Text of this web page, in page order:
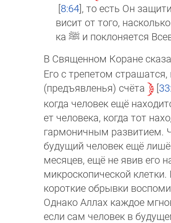
8:64 , то есть Он
ви­сит от того,
ка ﷺ и поклоняется
В Священном Коране
Его с трепетом
(предъявленья) счёта
когда человек ещё
ет человека, когда тот
гармоничным развити­ем.
будущий человек ещё
месяцев, ещё не явив его
микро­скопи­ческой
короткие обрывки
Однако Аллах каждое
если сам человек в